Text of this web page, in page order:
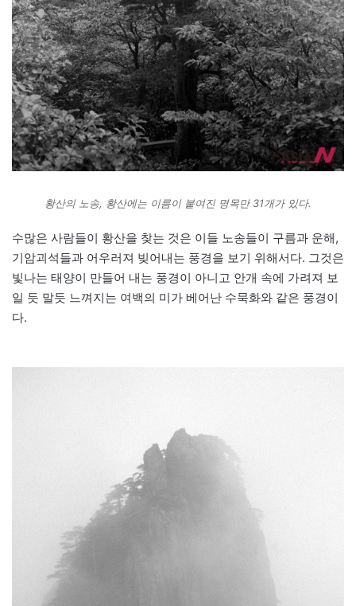
황산의 노송, 황산에는 이름이 붙여진 명목만 31개가 있다.
수많은 사람들이 황산을 찾는 것은 이들 노송들이 구름과 운해,
기암괴석들과 어우러져 빚어내는 풍경을 보기 위해서다. 그것은
빛나는 태양이 만들어 내는 풍경이 아니고 안개 속에 가려져 보
일 듯 말듯 느껴지는 여백의 미가 베어난 수묵화와 같은 풍경이
다.